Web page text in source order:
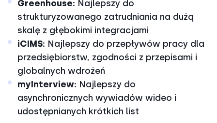
Greenhouse: Najlepszy do
strukturyzowanego zatrudniania na dużą
skalę z głębokimi integracjami
iCIMS: Najlepszy do przepływów pracy dla
przedsiębiorstw, zgodności z przepisami i
globalnych wdrożeń
myInterview: Najlepszy do
asynchronicznych wywiadów wideo i
udostępnianych krótkich list